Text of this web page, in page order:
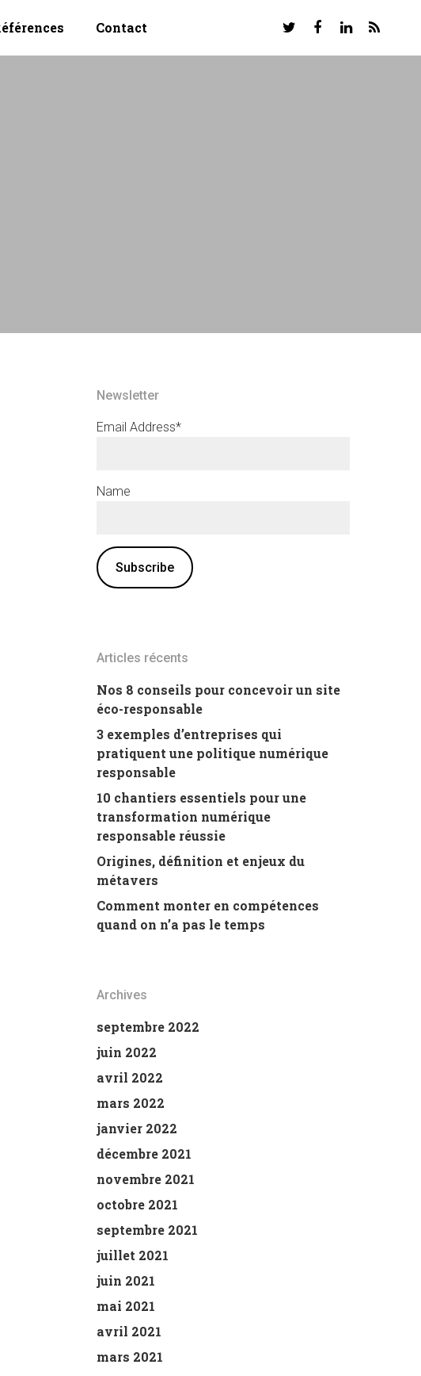
Contact
Newsletter
Email Address*
Name
Articles récents
Nos 8 conseils pour concevoir un site
éco-responsable
3 exemples d’entreprises qui
pratiquent une politique numérique
responsable
10 chantiers essentiels pour une
transformation numérique
responsable réussie
Origines, définition et enjeux du
métavers
Comment monter en compétences
quand on n’a pas le temps
Archives
septembre 2022
juin 2022
avril 2022
mars 2022
janvier 2022
décembre 2021
novembre 2021
octobre 2021
septembre 2021
juillet 2021
juin 2021
mai 2021
avril 2021
mars 2021